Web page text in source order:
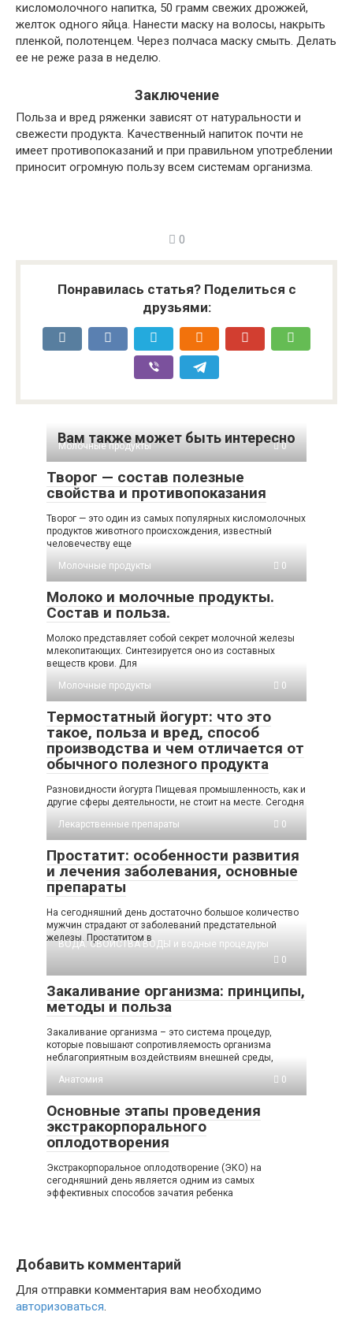
кисломолочного напитка, 50 грамм свежих дрожжей,
желток одного яйца. Нанести маску на волосы, накрыть
пленкой, полотенцем. Через полчаса маску смыть. Делать
ее не реже раза в неделю.
Заключение
Польза и вред ряженки зависят от натуральности и
свежести продукта. Качественный напиток почти не
имеет противопоказаний и при правильном употреблении
приносит огромную пользу всем системам организма.
0
Понравилась статья? Поделиться с
друзьями:
Вам также может быть интересно
Молочные продукты 0
Творог — состав полезные
свойства и противопоказания
Творог — это один из самых популярных кисломолочных
продуктов животного происхождения, известный
человечеству еще
Молочные продукты
0
Молоко и молочные продукты.
Состав и польза.
Молоко представляет собой секрет молочной железы
млекопитающих. Синтезируется оно из составных
веществ крови. Для
Молочные продукты
0
Термостатный йогурт: что это
такое, польза и вред, способ
производства и чем отличается от
обычного полезного продукта
Разновидности йогурта Пищевая промышленность, как и
другие сферы деятельности, не стоит на месте. Сегодня
Лекарственные препараты
0
Простатит: особенности развития
и лечения заболевания, основные
препараты
На сегодняшний день достаточно большое количество
мужчин страдают от заболеваний предстательной
железы. Простатитом в
ВОДА. СВОЙСТВА ВОДЫ и водные процедуры
0
Закаливание организма: принципы,
методы и польза
Закаливание организма – это система процедур,
которые повышают сопротивляемость организма
неблагоприятным воздействиям внешней среды,
Анатомия
0
Основные этапы проведения
экстракорпорального
оплодотворения
Экстракорпоральное оплодотворение (ЭКО) на
сегодняшний день является одним из самых
эффективных способов зачатия ребенка
Добавить комментарий
Для отправки комментария вам необходимо
авторизоваться.